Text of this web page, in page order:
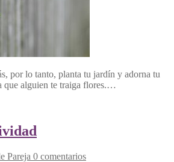
por lo tanto, planta tu jardín y adorna tu
que alguien te traiga flores.…
Pareja 0 comentarios